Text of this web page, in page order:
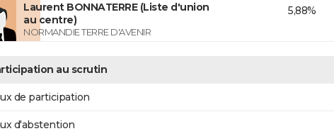
Laurent BONNATERRE (Liste d'union
au centre)
NORMANDIE TERRE D'AVENIR
5,88%
au scrutin
de participation
d'abstention